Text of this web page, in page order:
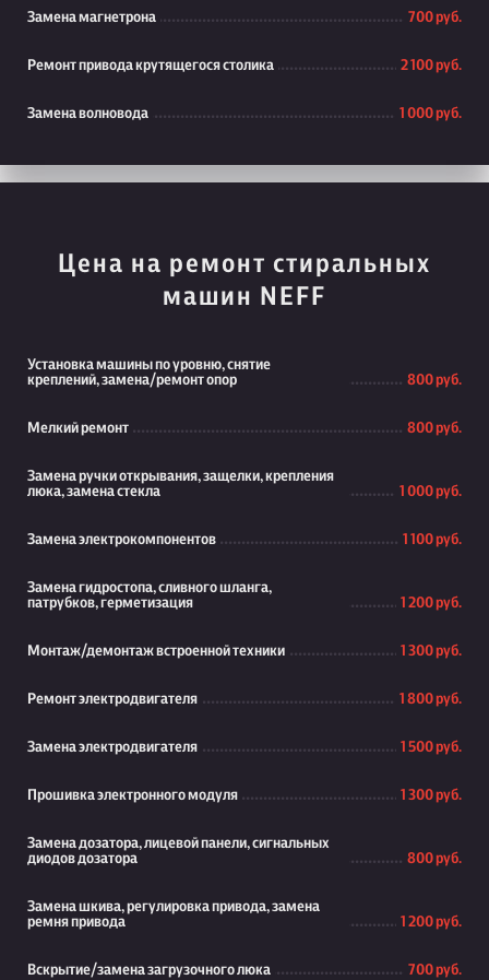
Замена магнетрона 700 руб.
Ремонт привода крутящегося столика 2 100 руб.
Замена волновода 1 000 руб.
Цена на ремонт стиральных
машин NEFF
Установка машины по уровню, снятие
креплений, замена/ремонт опор
800 руб.
Мелкий ремонт 800 руб.
Замена ручки открывания, защелки, крепления
люка, замена стекла
1 000 руб.
Замена электрокомпонентов 1 100 руб.
Замена гидростопа, сливного шланга,
патрубков, герметизация
1 200 руб.
Монтаж/демонтаж встроенной техники 1 300 руб.
Ремонт электродвигателя 1 800 руб.
Замена электродвигателя 1 500 руб.
Прошивка электронного модуля 1 300 руб.
Замена дозатора, лицевой панели, сигнальных
диодов дозатора
800 руб.
Замена шкива, регулировка привода, замена
ремня привода
1 200 руб.
Вскрытие/замена загрузочного люка 700 руб.